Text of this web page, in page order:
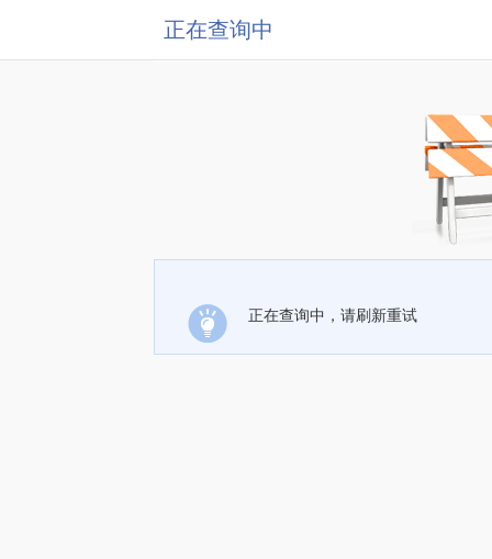
正在查询中
正在查询中，请刷新重试